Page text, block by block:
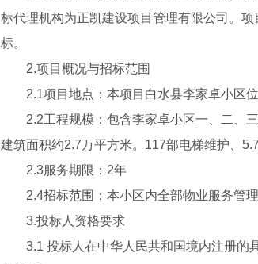
标代理机构为正凯建设项目管理有限公司。
标。
2.项目概况与招标范围
2.1项目地点：本项目白水县李家卓小区
2.2工程规模：包含李家卓小区一、二、
建筑面积约2.7万平方米。117部电梯维护、
2.3服务期限：2年
2.4招标范围：本小区内全部物业服务管理
3.投标人资格要求
3.1 投标人在中华人民共和国境内注册的